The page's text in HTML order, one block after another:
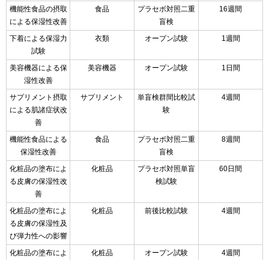
機能性食品の摂取
による保湿性改善
食品
プラセボ対照二重
盲検
16週間
下着による保湿力
試験
衣類 オープン試験 1週間
美容機器による保
湿性改善
美容機器 オープン試験 1日間
サプリメント摂取
による肌諸症状改
善
サプリメント
単盲検群間比較試
験
4週間
機能性食品による
保湿性改善
食品
プラセボ対照二重
盲検
8週間
化粧品の塗布によ
る皮膚の保湿性改
善
化粧品
プラセボ対照単盲
検試験
60日間
化粧品の塗布によ
る皮膚の保湿性及
び弾力性への影響
化粧品 前後比較試験 4週間
化粧品の塗布によ
化粧品 オープン試験 4週間